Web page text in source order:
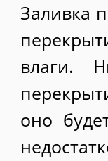
Заливка
влаги.
оно